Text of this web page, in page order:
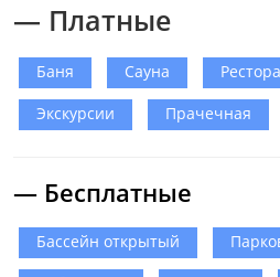
— Платные
Баня Сауна
Экскурсии
Прачечная
— Бесплатные
Бассейн открытый